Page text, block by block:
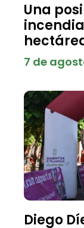
Una
7 de
Diego